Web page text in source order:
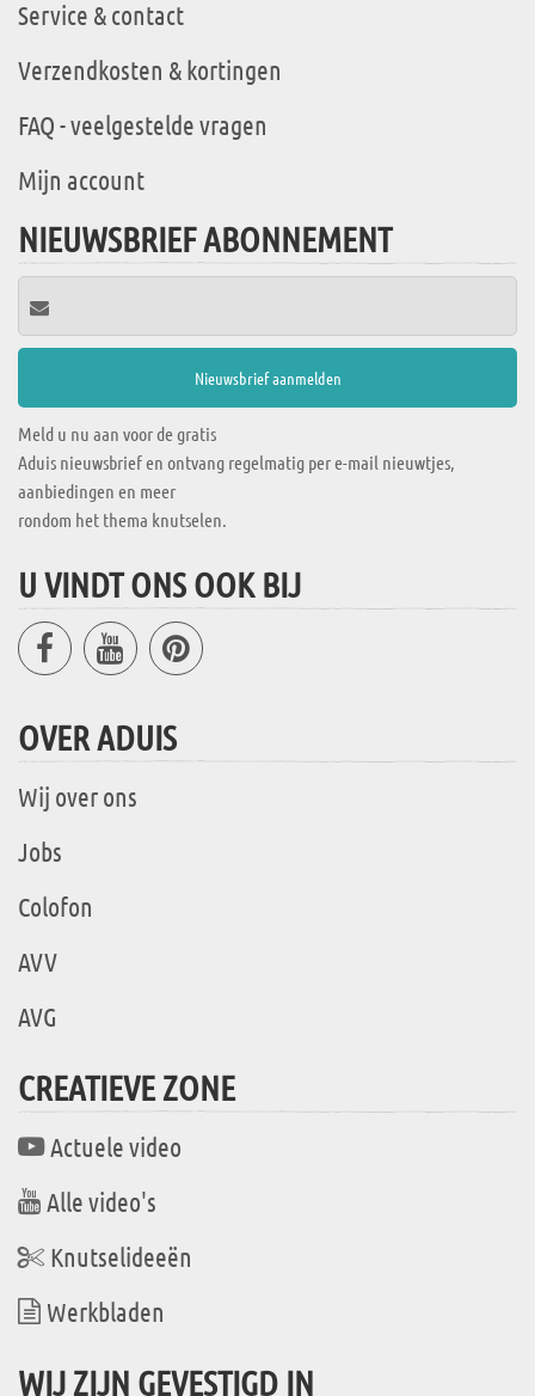
Service & contact
Verzendkosten & kortingen
FAQ - veelgestelde vragen
Mijn account
NIEUWSBRIEF ABONNEMENT
Meld u nu aan voor de gratis
Aduis nieuwsbrief en ontvang regelmatig per e-mail nieuwtjes,
aanbiedingen en meer
rondom het thema knutselen.
U VINDT ONS OOK BIJ
OVER ADUIS
Wij over ons
Jobs
Colofon
AVV
AVG
CREATIEVE ZONE
Actuele video
Alle video's
Knutselideeën
Werkbladen
WIJ ZIJN GEVESTIGD IN